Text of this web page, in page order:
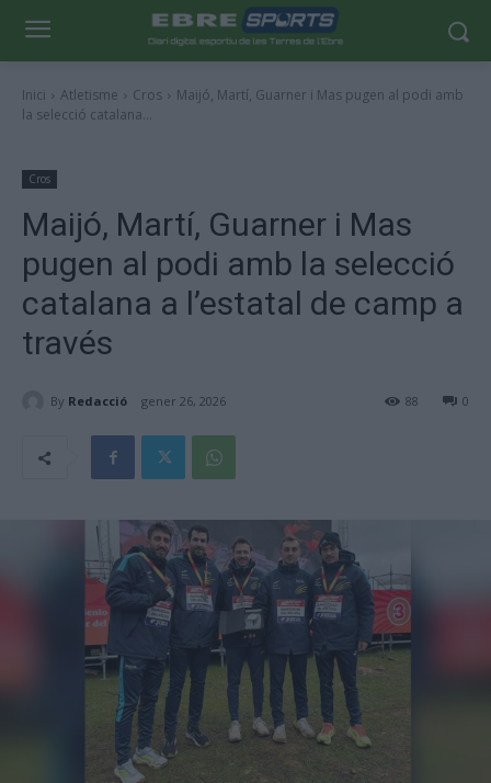
Inici Atletisme Cros
Maijó, Martí, Guarner i Mas pugen al podi amb
la selecció catalana...
Cros
Maijó, Martí, Guarner i Mas
pugen al podi amb la selecció
catalana a l’estatal de camp a
través
By Redacció gener 26, 2026 0
88